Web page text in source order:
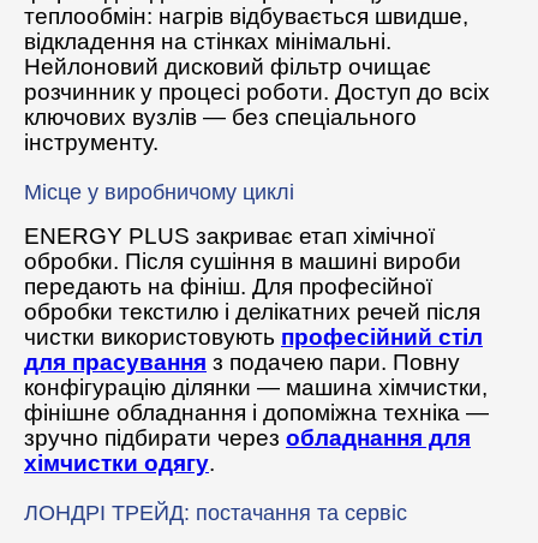
теплообмін: нагрів відбувається швидше,
відкладення на стінках мінімальні.
Нейлоновий дисковий фільтр очищає
розчинник у процесі роботи. Доступ до всіх
ключових вузлів — без спеціального
інструменту.
Місце у виробничому циклі
ENERGY PLUS закриває етап хімічної
обробки. Після сушіння в машині вироби
передають на фініш. Для професійної
обробки текстилю і делікатних речей після
чистки використовують професійний стіл
для прасування з подачею пари. Повну
конфігурацію ділянки — машина хімчистки,
фінішне обладнання і допоміжна техніка —
зручно підбирати через обладнання для
хімчистки одягу.
ЛОНДРІ ТРЕЙД: постачання та сервіс